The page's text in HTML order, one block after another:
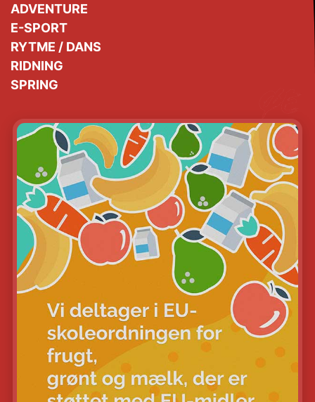
ADVENTURE
E-SPORT
RYTME / DANS
RIDNING
SPRING